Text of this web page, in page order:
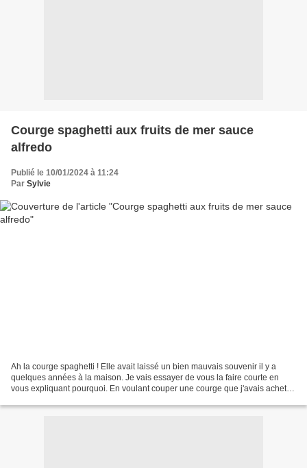
Courge spaghetti aux fruits de mer sauce
alfredo
Publié le 10/01/2024 à 11:24
Par Sylvie
Ah la courge spaghetti ! Elle avait laissé un bien mauvais souvenir il y a
quelques années à la maison. Je vais essayer de vous la faire courte en
vous expliquant pourquoi. En voulant couper une courge que j'avais acheté